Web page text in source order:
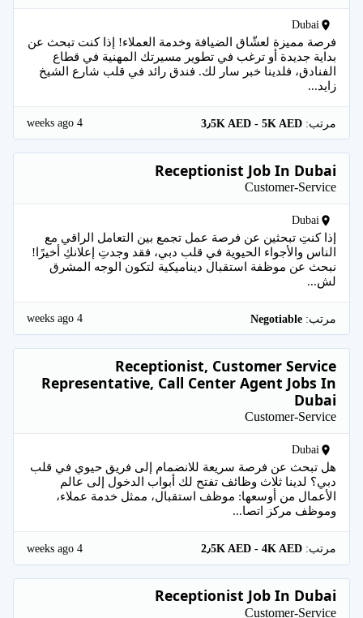
Dubai
فرصة مميزة لعشّاق الضيافة وخدمة العملاء! إذا كنت تبحث عن
بداية جديدة أو ترغب في تطوير مسيرتك المهنية في قطاع
الفنادق، فلدينا خبر سار لك. فندق رائد في قلب شارع الشيخ
زايد...
مرتب: 4 weeks ago
Receptionist Job In Dubai
Customer-Service
Dubai
إذا كنتِ تبحثين عن فرصة عمل تجمع بين التعامل الراقي مع
الناس والأجواء الحيوية في قلب دبي، فقد وجدتِ إعلانكِ أخيرًا!
نبحث عن موظفة استقبال ديناميكية لتكون الوجه المشرق
لش...
مرتب: 4 weeks ago
Receptionist, Customer Service
Representative, Call Center Agent Jobs In
Dubai
Customer-Service
Dubai
هل تبحث عن فرصة سريعة للانضمام إلى فريق حيوي في قلب
دبي؟ لدينا ثلاث وظائف تفتح لك أبواب الدخول إلى عالم
الأعمال من أوسعها: موظف استقبال، ممثل خدمة عملاء،
وموظف مركز اتصا...
مرتب: 4 weeks ago
Receptionist Job In Dubai
Customer-Service